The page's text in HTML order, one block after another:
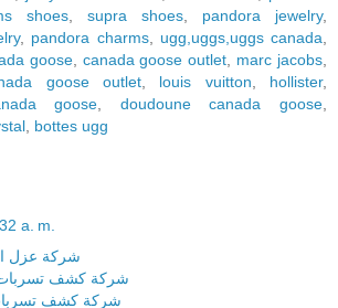
shoes supra shoes pandora jewelry,
, pandora charms, ugg,uggs,uggs canada
goose, canada goose outlet marc jacobs
goose outlet louis vuitton hollister,
goose doudoune canada goose
bottes ugg
a. m.
شركة عزل
شركة كشف تسربات
شركة كشف تسربات